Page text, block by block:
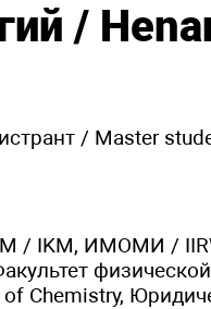
/
/ Master
/ IKM, ИМОМИ /
Chemistry,